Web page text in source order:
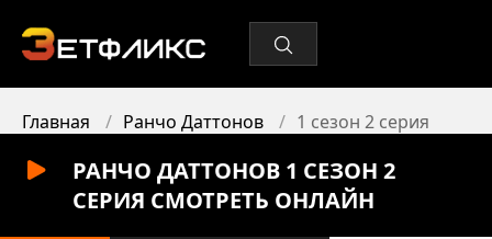
Главная Ранчо Даттонов 1 сезон 2 серия
РАНЧО ДАТТОНОВ 1 СЕЗОН 2
СЕРИЯ СМОТРЕТЬ ОНЛАЙН